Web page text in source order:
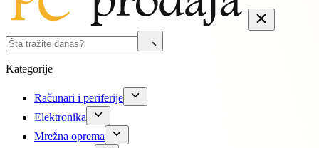
Kategorije
Računari i periferije
Elektronika
Mrežna oprema